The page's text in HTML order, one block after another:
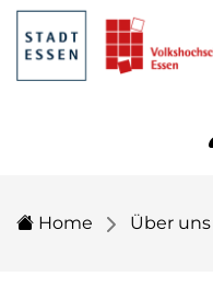
Home Über uns